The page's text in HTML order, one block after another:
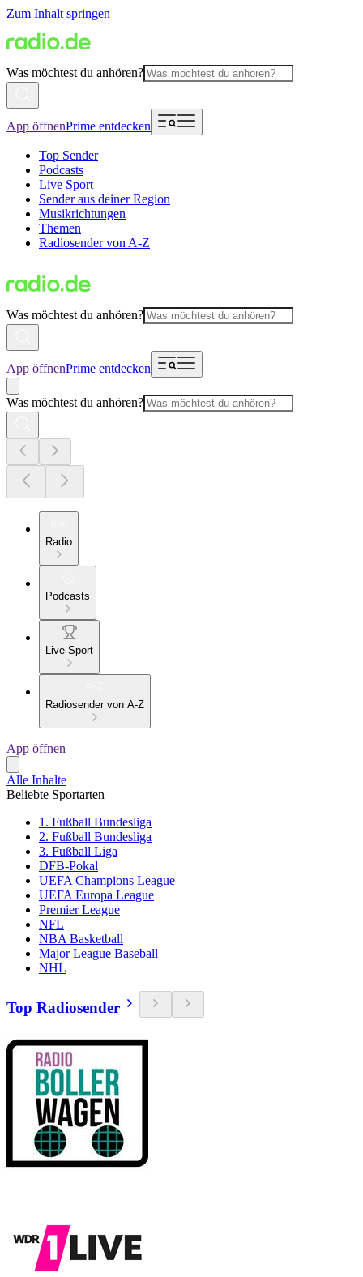
Zum Inhalt springen
Was möchtest du anhören?
App öffnenPrime entdecken
Top Sender
Podcasts
Live Sport
Sender aus deiner Region
Musikrichtungen
Themen
Radiosender von A-Z
Was möchtest du anhören?
App öffnenPrime entdecken
Was möchtest du anhören?
Radio
Podcasts
Live Sport
Radiosender von A-Z
App öffnen
Alle Inhalte
Beliebte Sportarten
1. Fußball Bundesliga
2. Fußball Bundesliga
3. Fußball Liga
DFB-Pokal
UEFA Champions League
UEFA Europa League
Premier League
NFL
NBA Basketball
Major League Baseball
NHL
Top Radiosender